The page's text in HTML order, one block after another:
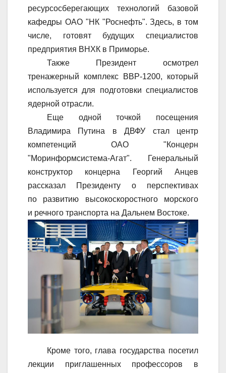
ресурсосберегающих технологий базовой
кафедры ОАО "НК "Роснефть". Здесь, в том
числе, готовят будущих специалистов
предприятия ВНХК в Приморье.
Также Президент осмотрел
тренажерный комплекс ВВР-1200, который
используется для подготовки специалистов
ядерной отрасли.
Еще одной точкой посещения
Владимира Путина в ДВФУ стал центр
компетенций ОАО "Концерн
"Моринформсистема-Агат". Генеральный
конструктор концерна Георгий Анцев
рассказал Президенту о перспективах
по развитию высокоскоростного морского
и речного транспорта на Дальнем Востоке.
Кроме того, глава государства посетил
лекции приглашенных профессоров в